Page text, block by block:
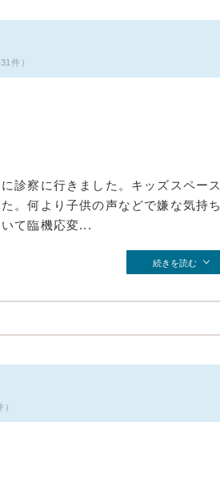
件）
診察に行きました。キッズスペース
。何より子供の声などで嫌な気持ち
て臨機応変...
続きを読む